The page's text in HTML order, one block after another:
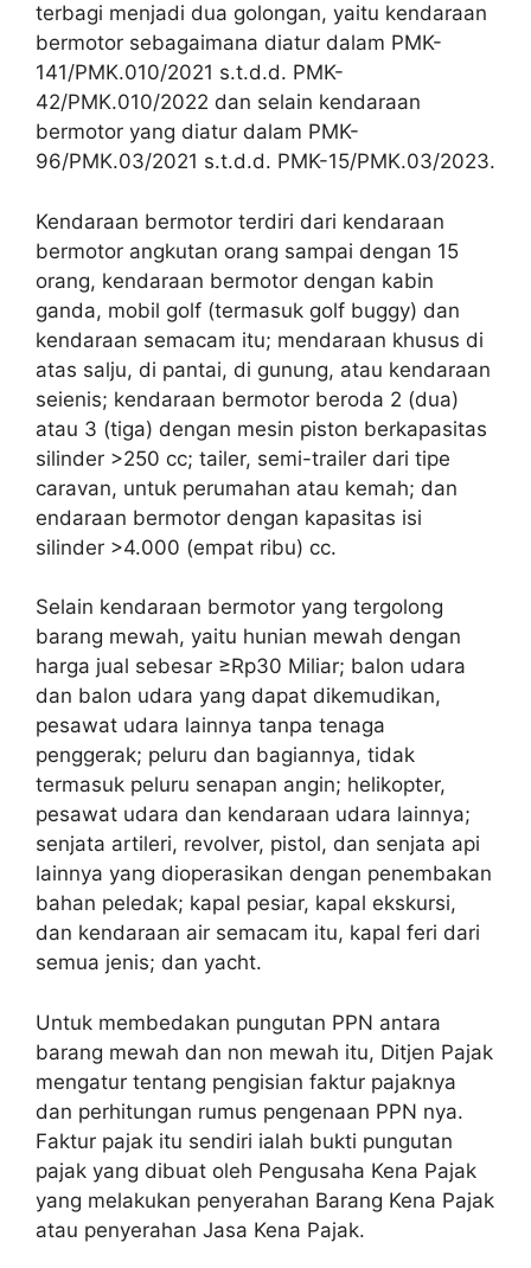
terbagi menjadi dua golongan, yaitu kendaraan
bermotor sebagaimana diatur dalam PMK-
141/PMK.010/2021 s.t.d.d. PMK-
42/PMK.010/2022 dan selain kendaraan
bermotor yang diatur dalam PMK-
96/PMK.03/2021 s.t.d.d. PMK-15/PMK.03/2023.
Kendaraan bermotor terdiri dari kendaraan
bermotor angkutan orang sampai dengan 15
orang, kendaraan bermotor dengan kabin
ganda, mobil golf (termasuk golf buggy) dan
kendaraan semacam itu; mendaraan khusus di
atas salju, di pantai, di gunung, atau kendaraan
seienis; kendaraan bermotor beroda 2 (dua)
atau 3 (tiga) dengan mesin piston berkapasitas
silinder >250 cc; tailer, semi-trailer dari tipe
caravan, untuk perumahan atau kemah; dan
endaraan bermotor dengan kapasitas isi
silinder >4.000 (empat ribu) cc.
Selain kendaraan bermotor yang tergolong
barang mewah, yaitu hunian mewah dengan
harga jual sebesar ≥Rp30 Miliar; balon udara
dan balon udara yang dapat dikemudikan,
pesawat udara lainnya tanpa tenaga
penggerak; peluru dan bagiannya, tidak
termasuk peluru senapan angin; helikopter,
pesawat udara dan kendaraan udara lainnya;
senjata artileri, revolver, pistol, dan senjata api
lainnya yang dioperasikan dengan penembakan
bahan peledak; kapal pesiar, kapal ekskursi,
dan kendaraan air semacam itu, kapal feri dari
semua jenis; dan yacht.
Untuk membedakan pungutan PPN antara
barang mewah dan non mewah itu, Ditjen Pajak
mengatur tentang pengisian faktur pajaknya
dan perhitungan rumus pengenaan PPN nya.
Faktur pajak itu sendiri ialah bukti pungutan
pajak yang dibuat oleh Pengusaha Kena Pajak
yang melakukan penyerahan Barang Kena Pajak
atau penyerahan Jasa Kena Pajak.